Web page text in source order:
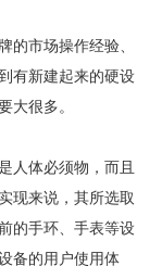
市场操作经验、
有新建起来的硬设
大很多。
体必须物，而且
现来说，其所选取
的手环、手表等设
备的用户使用体